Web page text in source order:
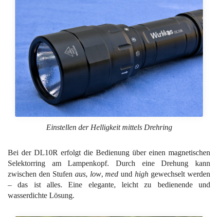
Einstellen der Helligkeit mittels Drehring
Bei der DL10R erfolgt die Bedienung über einen magnetischen
Selektorring am Lampenkopf. Durch eine Drehung kann
zwischen den Stufen aus, low,med undhigh gewechselt werden
– das ist alles. Eine elegante, leicht zu bedienende und
wasserdichte Lösung.